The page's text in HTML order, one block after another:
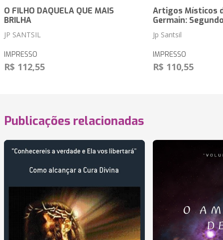
O FILHO DAQUELA QUE MAIS
BRILHA
JP SANTSIL
IMPRESSO
R$ 112,55
Artigos Místicos
Germain:
Jp Santsil
IMPRESSO
R$ 110,55
Publicações relacionadas